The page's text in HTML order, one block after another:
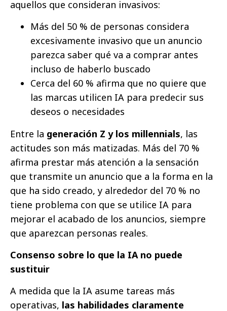
aquellos que consideran invasivos:
Más del 50 % de personas considera
excesivamente invasivo que un anuncio
parezca saber qué va a comprar antes
incluso de haberlo buscado
Cerca del 60 % afirma que no quiere que
las marcas utilicen IA para predecir sus
deseos o necesidades
Entre la generación Z y los millennials, las
actitudes son más matizadas. Más del 70 %
afirma prestar más atención a la sensación
que transmite un anuncio que a la forma en la
que ha sido creado, y alrededor del 70 % no
tiene problema con que se utilice IA para
mejorar el acabado de los anuncios, siempre
que aparezcan personas reales.
Consenso sobre lo que la IA no puede
sustituir
A medida que la IA asume tareas más
operativas, las habilidades claramente